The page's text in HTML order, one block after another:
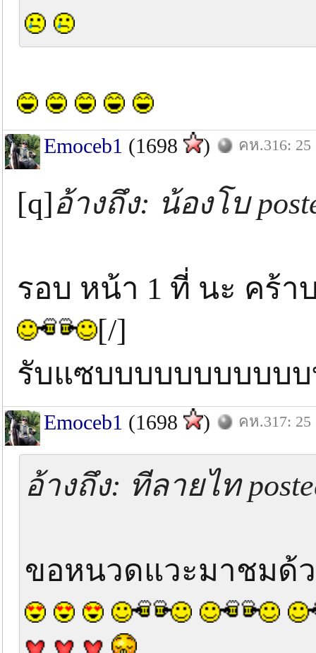
Emoceb1 (1698 ) คห.316: 25
[q]อ้างถึง: น้องโบ
รอบ หน้า 1 ที่ นะ ค
[/]
รับแซบบบบบบบบบบ
Emoceb1 (1698 ) คห.317: 25
อ้างถึง: ทีลายไท
ขอหนวดแวะมาชมด้